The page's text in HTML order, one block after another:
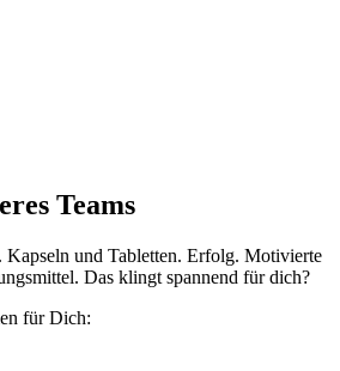
Teams
Kapseln und Tabletten. Erfolg. Motivierte
Das klingt spannend für dich?
für Dich: